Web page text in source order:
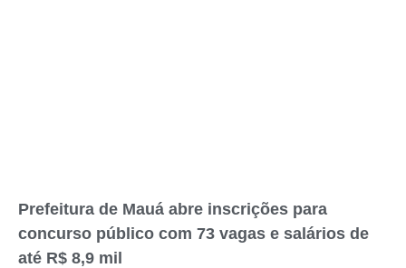
Prefeitura de Mauá abre inscrições para
concurso público com 73 vagas e salários de
até R$ 8,9 mil